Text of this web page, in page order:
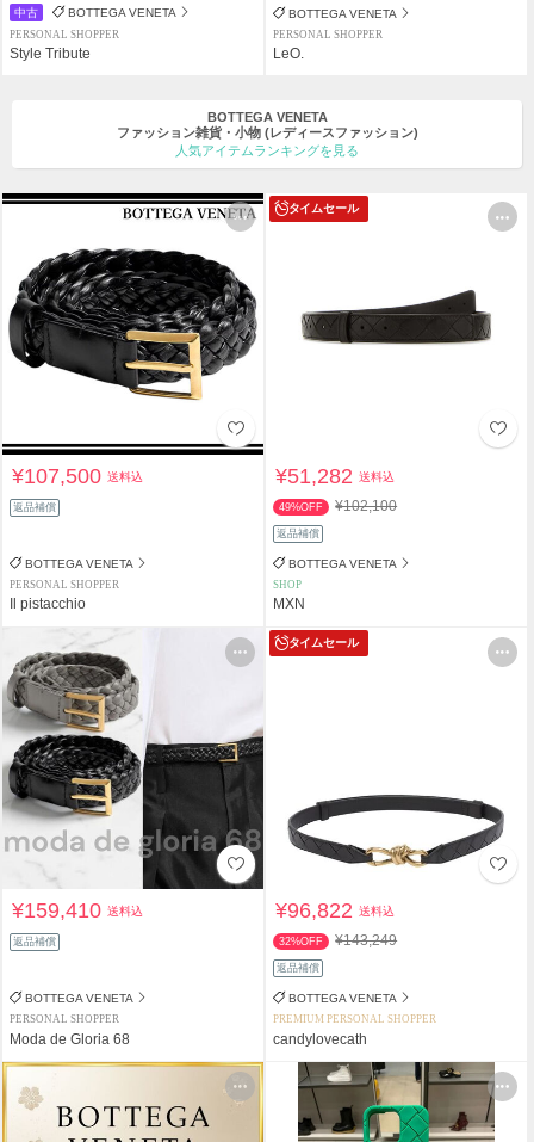
中古 BOTTEGA VENETA
PERSONAL SHOPPER
Style Tribute
BOTTEGA VENETA
PERSONAL SHOPPER
LeO.
BOTTEGA VENETA
ファッション雑貨・小物 (レディースファッション)
人気アイテムランキングを見る
¥107,500送料込
返品補償
BOTTEGA VENETA
PERSONAL SHOPPER
Il pistacchio
タイムセール
¥51,282送料込
49%OFF ¥102,100
返品補償
BOTTEGA VENETA
SHOP
MXN
¥159,410送料込
返品補償
BOTTEGA VENETA
PERSONAL SHOPPER
Moda de Gloria 68
タイムセール
¥96,822送料込
32%OFF ¥143,249
返品補償
BOTTEGA VENETA
PREMIUM PERSONAL SHOPPER
candylovecath